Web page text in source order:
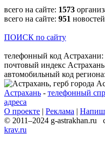
всего на сайте: 1573
всего на сайте: 951
ПОИСК по сайту
телефонный код Астрахани:
почтовый индекс
автомобильный код региона:
Астрахань - телефонный
адреса
О проекте | Реклама |
© 2011–2024 g-astrakhan.ru
krav.ru